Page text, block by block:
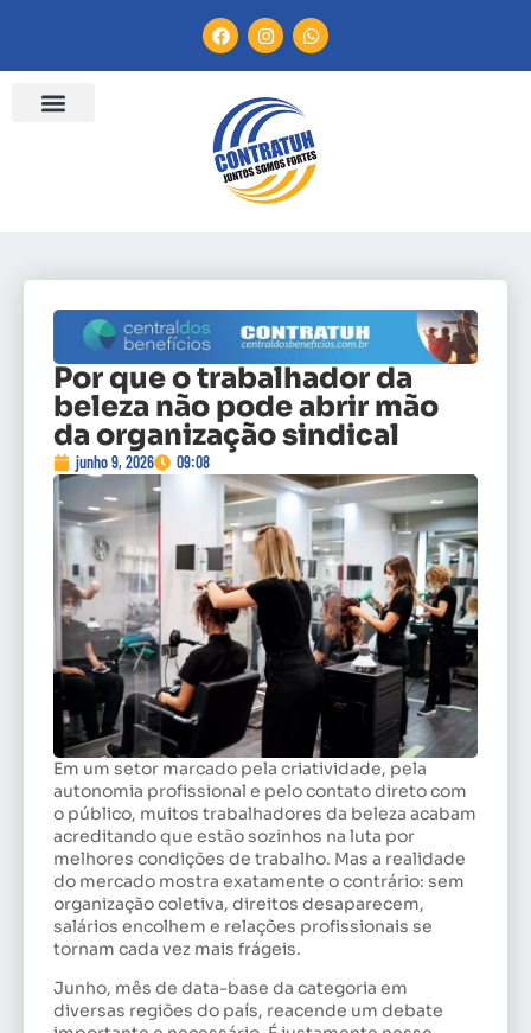
Por que o trabalhador da
beleza não pode abrir mão
da organização sindical
junho 9, 2026 09:08
Em um setor marcado pela criatividade, pela
autonomia profissional e pelo contato direto com
o público, muitos trabalhadores da beleza acabam
acreditando que estão sozinhos na luta por
melhores condições de trabalho. Mas a realidade
do mercado mostra exatamente o contrário: sem
organização coletiva, direitos desaparecem,
salários encolhem e relações profissionais se
tornam cada vez mais frágeis.
Junho, mês de data-base da categoria em
diversas regiões do país, reacende um debate